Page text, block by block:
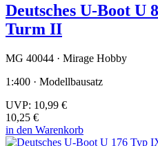
Deutsches U-Boot U
Turm II
MG 40044 · Mirage Hobby
1:400 · Modellbausatz
UVP: 10,99 €
10,25 €
in den Warenkorb